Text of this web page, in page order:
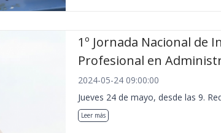
1º Jornada Nacional de
Profesional en
2024-05-24 09:00:00
Jueves 24 de mayo, desde las 9.
Leer más